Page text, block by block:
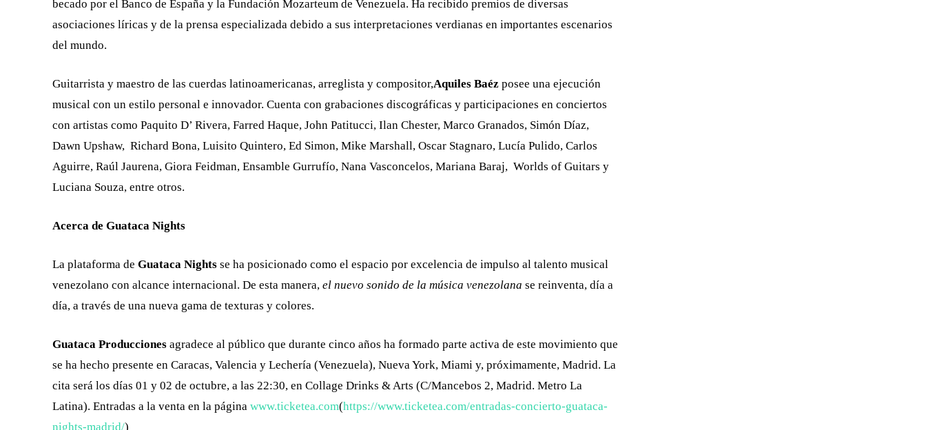
becado por el Banco de España y la Fundación Mozarteum de Venezuela. Ha recibido premios de diversas
asociaciones líricas y de la prensa especializada debido a sus interpretaciones verdianas en importantes escenarios
del mundo.
Guitarrista y maestro de las cuerdas latinoamericanas, arreglista y compositor,Aquiles Baéz posee una ejecución
musical con un estilo personal e innovador. Cuenta con grabaciones discográficas y participaciones en conciertos
con artistas como Paquito D’ Rivera, Farred Haque, John Patitucci, Ilan Chester, Marco Granados, Simón Díaz,
Dawn Upshaw, Richard Bona, Luisito Quintero, Ed Simon, Mike Marshall, Oscar Stagnaro, Lucía Pulido, Carlos
Aguirre, Raúl Jaurena, Giora Feidman, Ensamble Gurrufío, Nana Vasconcelos, Mariana Baraj, Worlds of Guitars y
Luciana Souza, entre otros.
Acerca de Guataca Nights
La plataforma de Guataca Nights se ha posicionado como el espacio por excelencia de impulso al talento musical
venezolano con alcance internacional. De esta manera, el nuevo sonido de la música venezolana se reinventa, día a
día, a través de una nueva gama de texturas y colores.
Guataca Producciones agradece al público que durante cinco años ha formado parte activa de este movimiento que
se ha hecho presente en Caracas, Valencia y Lechería (Venezuela), Nueva York, Miami y, próximamente, Madrid. La
cita será los días 01 y 02 de octubre, a las 22:30, en Collage Drinks & Arts (C/Mancebos 2, Madrid. Metro La
Latina). Entradas a la venta en la página www.ticketea.com(https://www.ticketea.com/entradas-concierto-guataca-
nights-madrid/)